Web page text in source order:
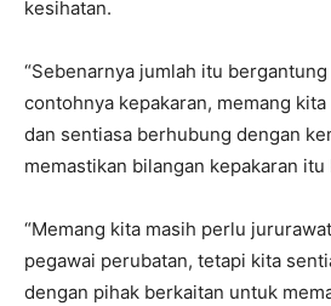
kesihatan.
“Sebenarnya jumlah itu
contohnya kepakaran, memang
dan sentiasa berhubung dengan
memastikan bilangan kepakaran
“Memang kita masih perlu
pegawai perubatan, tetapi kita
dengan pihak berkaitan untuk